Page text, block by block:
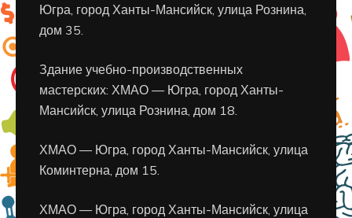
Югра, город Ханты-Мансийск, улица Рознина,
дом 35.
Здание учебно-производственных
мастерских: ХМАО — Югра, город Ханты-
Мансийск, улица Рознина, дом 18.
ХМАО — Югра, город Ханты-Мансийск, улица
Коминтерна, дом 15.
ХМАО — Югра, город Ханты-Мансийск, улица